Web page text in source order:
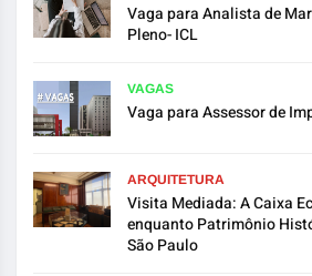
Vaga para Analista de
Pleno- ICL
VAGAS
Vaga para Assessor de
ARQUITETURA
Visita Mediada: A Caixa
enquanto Patrimônio
São Paulo